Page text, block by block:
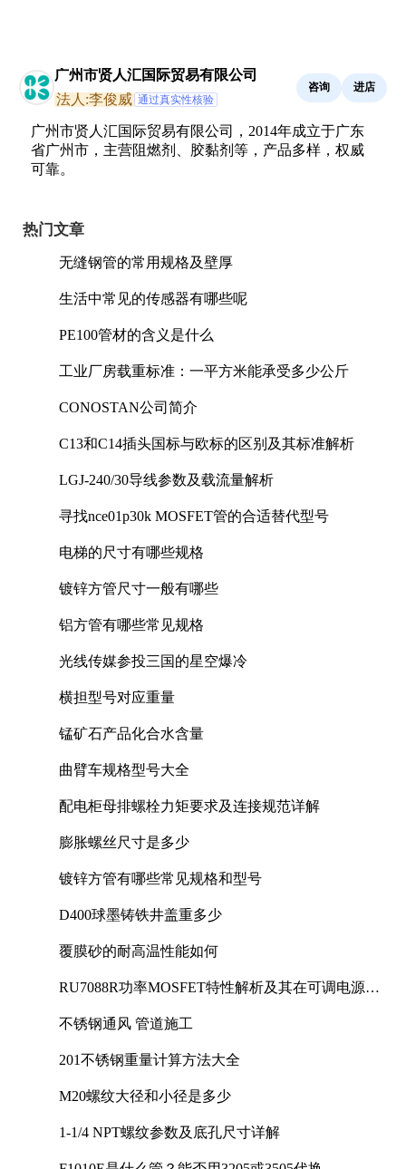
广州市贤人汇国际贸易有限公司
法人:李俊威 通过真实性核验
咨询 进店
广州市贤人汇国际贸易有限公司，2014年成立于广东
省广州市，主营阻燃剂、胶黏剂等，产品多样，权威
可靠。
热门文章
无缝钢管的常用规格及壁厚
生活中常见的传感器有哪些呢
PE100管材的含义是什么
工业厂房载重标准：一平方米能承受多少公斤
CONOSTAN公司简介
C13和C14插头国标与欧标的区别及其标准解析
LGJ-240/30导线参数及载流量解析
寻找nce01p30k MOSFET管的合适替代型号
电梯的尺寸有哪些规格
镀锌方管尺寸一般有哪些
铝方管有哪些常见规格
光线传媒参投三国的星空爆冷
横担型号对应重量
锰矿石产品化合水含量
曲臂车规格型号大全
配电柜母排螺栓力矩要求及连接规范详解
膨胀螺丝尺寸是多少
镀锌方管有哪些常见规格和型号
D400球墨铸铁井盖重多少
覆膜砂的耐高温性能如何
RU7088R功率MOSFET特性解析及其在可调电源设
不锈钢通风 管道施工
201不锈钢重量计算方法大全
M20螺纹大径和小径是多少
1-1/4 NPT螺纹参数及底孔尺寸详解